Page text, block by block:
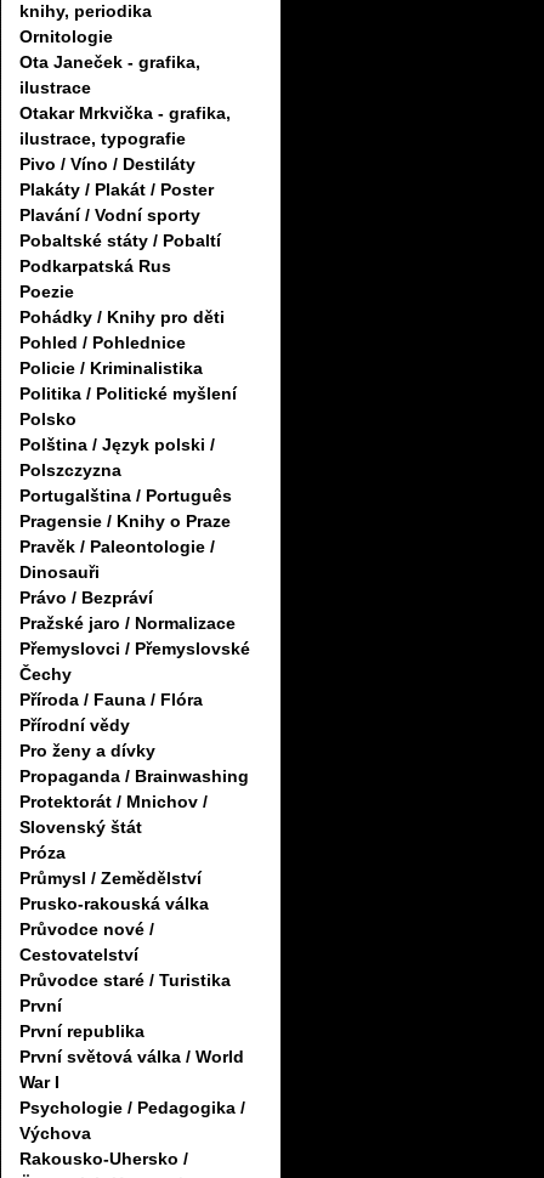
knihy, periodika
Ornitologie
Ota Janeček - grafika,
ilustrace
Otakar Mrkvička - grafika,
ilustrace, typografie
Pivo / Víno / Destiláty
Plakáty / Plakát / Poster
Plavání / Vodní sporty
Pobaltské státy / Pobaltí
Podkarpatská Rus
Poezie
Pohádky / Knihy pro děti
Pohled / Pohlednice
Policie / Kriminalistika
Politika / Politické myšlení
Polsko
Polština / Język polski /
Polszczyzna
Portugalština / Português
Pragensie / Knihy o Praze
Pravěk / Paleontologie /
Dinosauři
Právo / Bezpráví
Pražské jaro / Normalizace
Přemyslovci / Přemyslovské
Čechy
Příroda / Fauna / Flóra
Přírodní vědy
Pro ženy a dívky
Propaganda / Brainwashing
Protektorát / Mnichov /
Slovenský štát
Próza
Průmysl / Zemědělství
Prusko-rakouská válka
Průvodce nové /
Cestovatelství
Průvodce staré / Turistika
První
První republika
První světová válka / World
War I
Psychologie / Pedagogika /
Výchova
Rakousko-Uhersko /